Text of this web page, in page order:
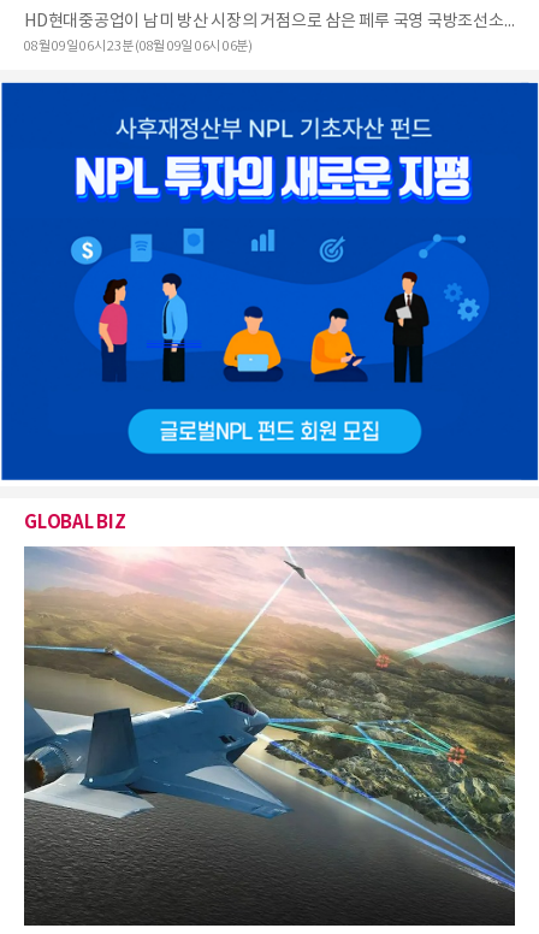
HD현대중공업이 남미 방산 시장의 거점으로 삼은 페루 국영 국방조선소(SIMA Perú)에서 양사 합작 프로젝트의 첫 결실인 신형 군수지원함(BALOG) 1호함 'B.A.P. 탈라라(Talara)'함이 성공적으로 진수되었다.소나 밀...
08월 09일 06시 23분 (08월 09일 06시 06분)
GLOBAL BIZ